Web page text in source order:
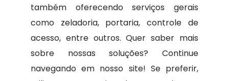
também oferecendo serviços gerais
como zeladoria, portaria, controle de
acesso, entre outros. Quer saber mais
sobre nossas soluções? Continue
navegando em nosso site! Se preferir,